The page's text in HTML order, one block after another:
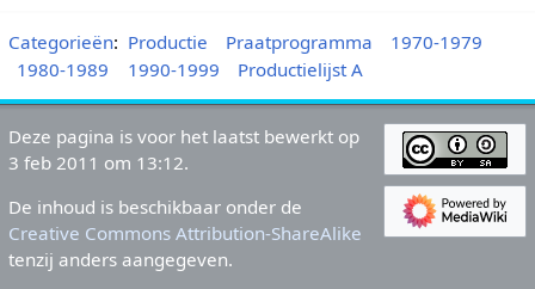
Categorieën: Productie Praatprogramma
1970-1979
1980-1989
1990-1999 Productielijst A
Deze pagina is voor het laatst bewerkt op
3 feb 2011 om 13:12.
De inhoud is beschikbaar onder de
Creative Commons Attribution-ShareAlike
tenzij anders aangegeven.